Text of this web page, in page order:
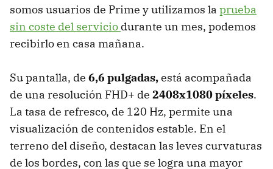
somos usuarios de Prime y utilizamos la prueba
sin coste del servicio durante un mes, podemos
recibirlo en casa mañana.
Su pantalla, de 6,6 pulgadas,está acompañada
de una resolución FHD+ de 2408x1080 píxeles.
La tasa de refresco, de 120 Hz, permite una
visualización de contenidos estable. En el
terreno del diseño, destacan las leves curvaturas
de los bordes, con las que se logra una mayor